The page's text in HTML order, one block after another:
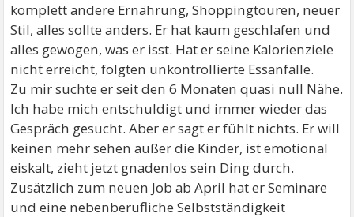
komplett andere Ernährung, Shoppingtouren, neuer
Stil, alles sollte anders. Er hat kaum geschlafen und
alles gewogen, was er isst. Hat er seine Kalorienziele
nicht erreicht, folgten unkontrollierte Essanfälle.
Zu mir suchte er seit den 6 Monaten quasi null Nähe.
Ich habe mich entschuldigt und immer wieder das
Gespräch gesucht. Aber er sagt er fühlt nichts. Er will
keinen mehr sehen außer die Kinder, ist emotional
eiskalt, zieht jetzt gnadenlos sein Ding durch.
Zusätzlich zum neuen Job ab April hat er Seminare
und eine nebenberufliche Selbstständigkeit